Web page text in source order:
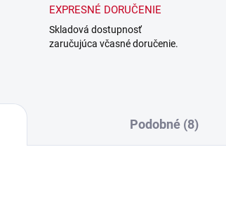
EXPRESNÉ DORUČENIE
Skladová dostupnosť
zaručujúca včasné doručenie.
Podobné (8)